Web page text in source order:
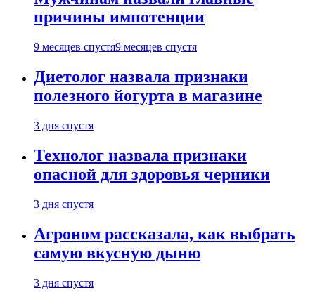
причины импотенции
9 месяцев спустя9 месяцев спустя
Диетолог назвала признаки
полезного йогурта в магазине
3 дня спустя
Технолог назвала признаки
опасной для здоровья черники
3 дня спустя
Агроном рассказала, как выбрать
самую вкусную дыню
3 дня спустя